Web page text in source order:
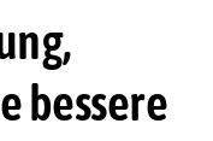
bessere